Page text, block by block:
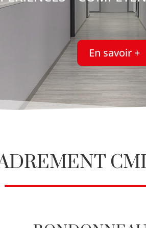
En savoir +